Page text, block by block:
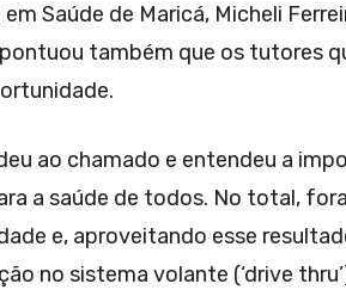
Saúde de Maricá, Micheli
também que os tutores
ao chamado e entendeu a
a saúde de todos. No total,
e, aproveitando esse
no sistema volante (‘drive